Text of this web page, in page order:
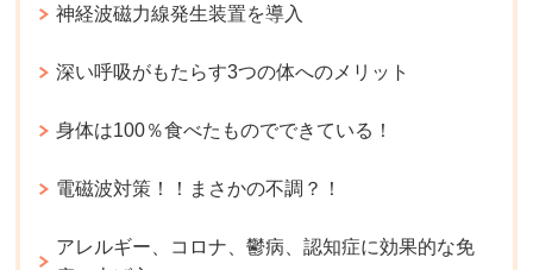
神経波磁力線発生装置を導入
深い呼吸がもたらす3つの体へのメリット
身体は100％食べたものでできている！
電磁波対策！！まさかの不調？！
アレルギー、コロナ、鬱病、認知症に効果的な免